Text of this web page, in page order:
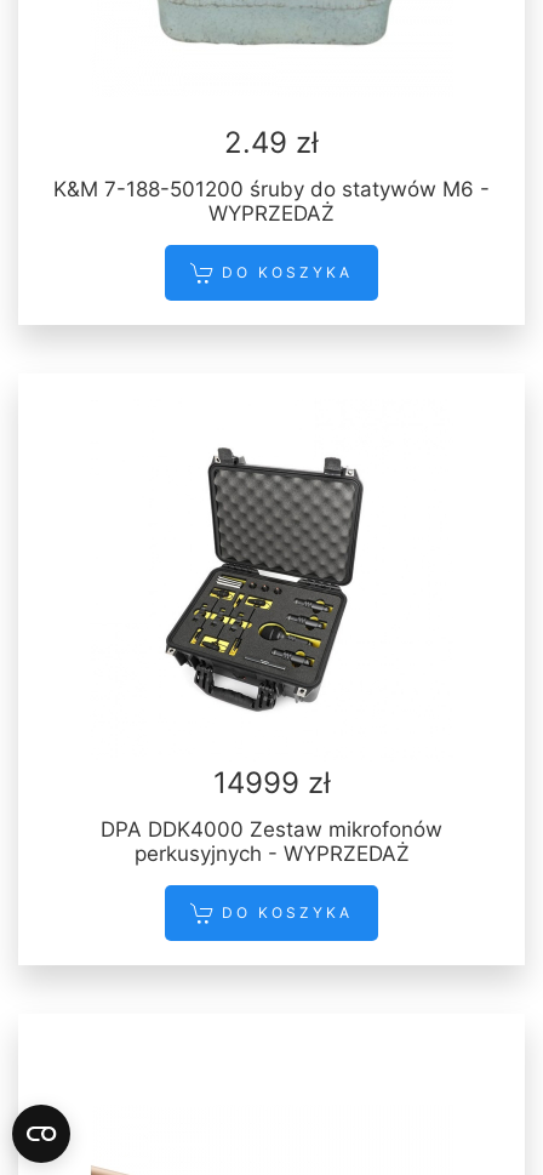
2.49 zł
K&M 7-188-501200 śruby do statywów M6 -
WYPRZEDAŻ
DO KOSZYKA
14999 zł
DPA DDK4000 Zestaw mikrofonów
perkusyjnych - WYPRZEDAŻ
DO KOSZYKA